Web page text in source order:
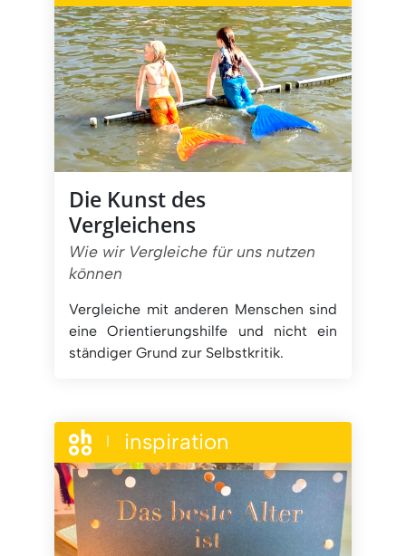
Die Kunst des
Vergleichens
Wie wir Vergleiche für uns nutzen
können
Vergleiche mit anderen Menschen sind
eine Orientierungshilfe und nicht ein
ständiger Grund zur Selbstkritik.
inspiration